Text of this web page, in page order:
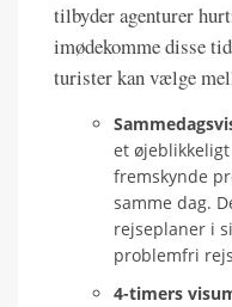
tilbyder agenturer
imødekomme disse
turister kan vælge
et
fremskynde
samme dag.
rejseplaner i
problemfri
4-timers